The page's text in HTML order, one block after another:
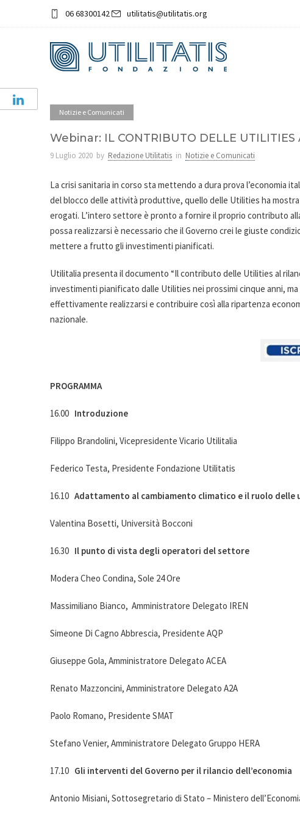
06 68300142 utilitatis@utilitatis.org
Notizie e Comunicati
Webinar: IL CONTRIBUTO DELLE UTILITIES
9 Luglio 2020 by Redazione Utilitatis in Notizie e Comunicati
La crisi sanitaria in corso sta mettendo a dura prova l’economia
del blocco delle attività produttive, quello delle Utilities ha
erogati. L’intero settore è pronto a fornire il proprio contributo
possa realizzarsi è necessario che il Governo crei le giuste
mettere a frutto gli investimenti pianificati.
Utilitalia presenta il documento “Il contributo delle Utilities al
investimenti pianificato dalle Utilities nei prossimi cinque anni,
effettivamente realizzarsi e contribuire così alla ripartenza
nazionale.
PROGRAMMA
16.00 Introduzione
Filippo Brandolini, Vicepresidente Vicario Utilitalia
Federico Testa, Presidente Fondazione Utilitatis
16.10 Adattamento al cambiamento climatico e il ruolo delle
Valentina Bosetti, Università Bocconi
16.30 Il punto di vista degli operatori del settore
Modera Cheo Condina, Sole 24 Ore
Massimiliano Bianco, Amministratore Delegato IREN
Simeone Di Cagno Abbrescia, Presidente AQP
Giuseppe Gola, Amministratore Delegato ACEA
Renato Mazzoncini, Amministratore Delegato A2A
Paolo Romano, Presidente SMAT
Stefano Venier, Amministratore Delegato Gruppo HERA
17.10 Gli interventi del Governo per il rilancio dell’economia
Antonio Misiani, Sottosegretario di Stato – Ministero